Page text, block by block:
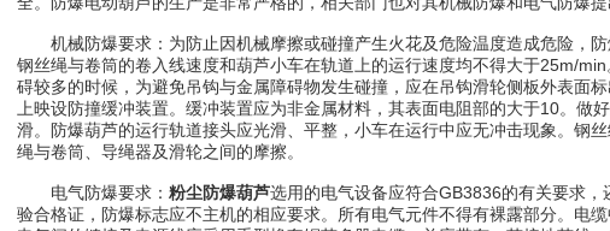
机械防爆要求：为防止因机械摩擦或碰撞产生火花及危险温度造成危险，
钢丝绳与卷筒的卷入线速度和葫芦小车在轨道上的运行速度均不得大于25m/
碍较多的时候，为避免吊钩与金属障碍物发生碰撞，应在吊钩滑轮侧板外表面
上映设防撞缓冲装置。缓冲装置应为非金属材料，其表面电阻部的大于10。
滑。防爆葫芦的运行轨道接头应光滑、平整，小车在运行中应无冲击现象。钢
绳与卷筒、导绳器及滑轮之间的摩擦。
电气防爆要求： 粉尘防爆葫芦选用的电气设备应符合GB3836的有关要求
验合格证，防爆标志应不主机的相应要求。所有电气元件不得有裸露部分。电